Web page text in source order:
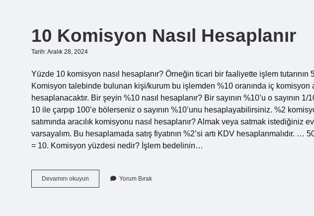
10 Komisyon Nasıl Hesaplanır
Tarih: Aralık 28, 2024
Yüzde 10 komisyon nasıl hesaplanır? Örneğin ticari bir faaliyette işlem tutarının
Komisyon talebinde bulunan kişi/kurum bu işlemden %10 oranında iç komisyon
hesaplanacaktır. Bir şeyin %10 nasıl hesaplanır? Bir sayının %10’u o sayının 1/
10 ile çarpıp 100’e bölerseniz o sayının %10’unu hesaplayabilirsiniz. %2
satımında aracılık komisyonu nasıl hesaplanır? Almak veya satmak istediğiniz
varsayalım. Bu hesaplamada satış fiyatının %2’si artı KDV hesaplanmalıdır. …
= 10. Komisyon yüzdesi nedir? İşlem bedelinin…
Devamını okuyun
Komisyon
Yorum Bırak